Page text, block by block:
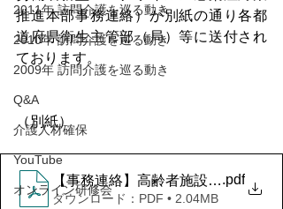
2011年 訪問介護を巡る動き
2010年 訪問介護を巡る動き
2009年 訪問介護を巡る動き
Q&A
介護人材確保
YouTube
オンライン研修会
推進本部事務連絡）が別紙の通り各都
道府県衛生主管部（局）等に送付され
ております。
（別紙）
【事務連絡】高齢者施設等におけ
.pdf
ダウンロード：PDF • 2.04MB